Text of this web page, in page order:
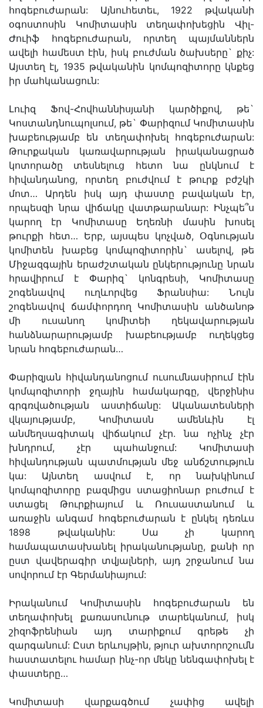
հոգեբուժարան: Այնուհետեւ, 1922 թվականի
օգոստոսին Կոմիտասին տեղափոխեցին Վիլ-
Ժուիֆ հոգեբուժարան, որտեղ պայմաններն
ավելի համեստ էին, իսկ բուժման ծախսերը` քիչ:
Այստեղ էլ, 1935 թվականին կոմպոզիտորը կնքեց
իր մահկանացուն:
Լուիզ Ֆով-Հովհաննիսյանի կարծիքով, թե`
Կոստանդնուպոլսում, թե` Փարիզում Կոմիտասին
խաբեությամբ են տեղափոխել հոգեբուժարան:
Թուրքական կառավարության իրականացրած
կոտորածը տեսնելուց հետո նա ընկնում է
հիվանդանոց, որտեղ բուժվում է թուրք բժշկի
մոտ… Արդեն իսկ այդ փաստը բավական էր,
որպեսզի նրա վիճակը վատթարանար: Ինչպե՞ս
կարող էր Կոմիտասը Եղեռնի մասին խոսել
թուրքի հետ… Երբ, այսպես կոչված, Օգնության
կոմիտեն խաբեց կոմպոզիտորին` ասելով, թե
Միջազգային երաժշտական ընկերությունը նրան
հրավիրում է Փարիզ` կոնգրեսի, Կոմիտասը
շոգենավով ուղևորվեց Ֆրանսիա: Նույն
շոգենավով ճամփորդող Կոմիտասին անծանոթ
մի ուսանող կոմիտեի ղեկավարության
հանձնարարությամբ խաբեությամբ ուղեկցեց
նրան հոգեբուժարան…
Փարիզյան հիվանդանոցում ուսումնասիրում էին
կոմպոզիտորի ջղային համակարգը, վերջինիս
գրգռվածության աստիճանը: Ականատեսների
վկայությամբ, Կոմիտասն ամենևին էլ
անմեղսագիտակ վիճակում չէր. նա ոչինչ չէր
խնդրում, չէր պահանջում: Կոմիտասի
հիվանդության պատմության մեջ անճշտություն
կա: Այնտեղ ասվում է, որ նախկինում
կոմպոզիտորը բազմիցս ստացիոնար բուժում է
ստացել Թուրքիայում և Ռուսաստանում և
առաջին անգամ հոգեբուժարան է ընկել դեռևս
1898 թվականին: Սա չի կարող
համապատասխանել իրականությանը, քանի որ
ըստ վավերագիր տվյալների, այդ շրջանում նա
սովորում էր Գերմանիայում:
Իրականում Կոմիտասին հոգեբուժարան են
տեղափոխել քառասունութ տարեկանում, իսկ
շիզոֆրենիան այդ տարիքում գրեթե չի
զարգանում: Ըստ երևույթին, թյուր ախտորոշումն
հաստատելու համար ինչ-որ մեկը նենգափոխել է
փաստերը…
Կոմիտասի վարքագծում չափից ավելի